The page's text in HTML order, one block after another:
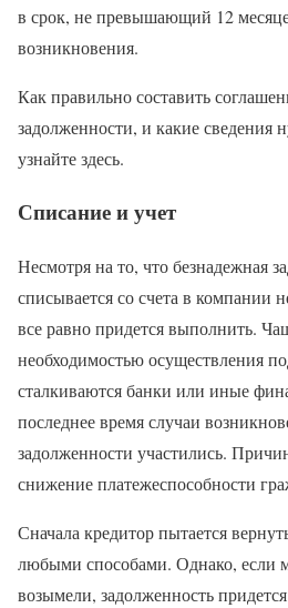
в срок, не превышающий 12
возникновения.
Как правильно составить
задолженности, и какие сведения
узнайте здесь.
Списание и учет
Несмотря на то, что безнадежная
списывается со счета в компании
все равно придется выполнить.
необходимостью осуществления
сталкиваются банки или иные
последнее время случаи
задолженности участились.
снижение платежеспособности
Сначала кредитор пытается
любыми способами. Однако, если
возымели, задолженность